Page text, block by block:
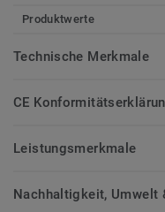
Produktwerte
Technische Merkmale
CE
Leistungsmerkmale
Nachhaltigkeit, Umwelt